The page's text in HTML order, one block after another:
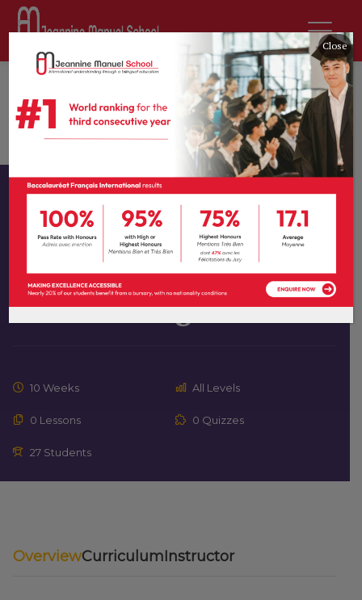
Home All Courses
Graphic Arts
Live Drawing
Instructor
Tprevot
Live Drawing
10 Weeks All Levels
0 Lessons 0 Quizzes
27 Students
OverviewCurriculumInstructor
Close